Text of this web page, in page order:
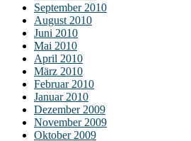
September 2010
August 2010
Juni 2010
Mai 2010
April 2010
März 2010
Februar 2010
Januar 2010
Dezember 2009
November 2009
Oktober 2009